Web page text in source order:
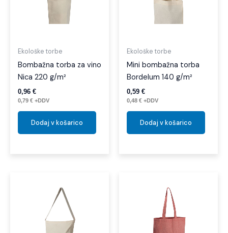
Ekološke torbe
Bombažna torba za vino
Nica 220 g/m²
0,96 €
0,79 € +DDV
Dodaj v košarico
Ekološke torbe
Mini bombažna torba
Bordelum 140 g/m²
0,59 €
0,48 € +DDV
Dodaj v košarico